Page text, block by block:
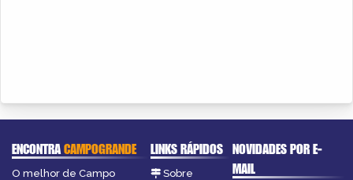
ENCONTRACAMPOGRANDE
O melhor de Campo
LINKS RÁPIDOS
Sobre
NOVIDADES POR E-
MAIL